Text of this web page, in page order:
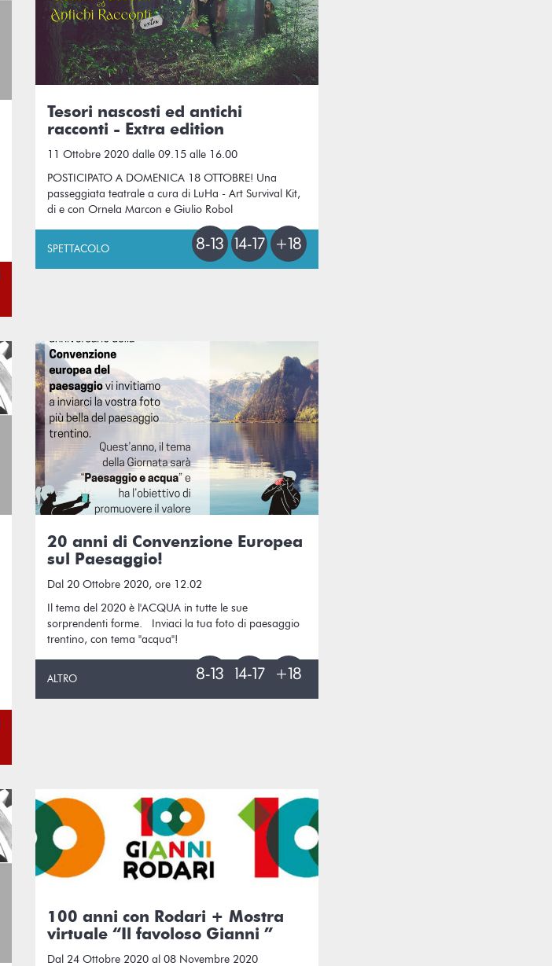
Tesori nascosti ed antichi
racconti - Extra edition
11 Ottobre 2020 dalle 09.15 alle 16.00
POSTICIPATO A DOMENICA 18 OTTOBRE! Una
passeggiata teatrale a cura di LuHa - Art Survival Kit,
di e con Ornela Marcon e Giulio Robol
SPETTACOLO
20 anni di Convenzione Europea
sul Paesaggio!
Dal 20 Ottobre 2020, ore 12.02
Il tema del 2020 è l'ACQUA in tutte le sue
sorprendenti forme. Inviaci la tua foto di paesaggio
trentino, con tema "acqua"!
ALTRO
100 anni con Rodari + Mostra
virtuale “Il favoloso Gianni ”
Dal 24 Ottobre 2020 al 08 Novembre 2020